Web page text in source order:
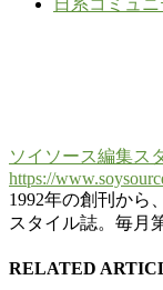
ソイソース編集ス
https://
1992年の創刊から
スタイル誌。毎月
RELATED